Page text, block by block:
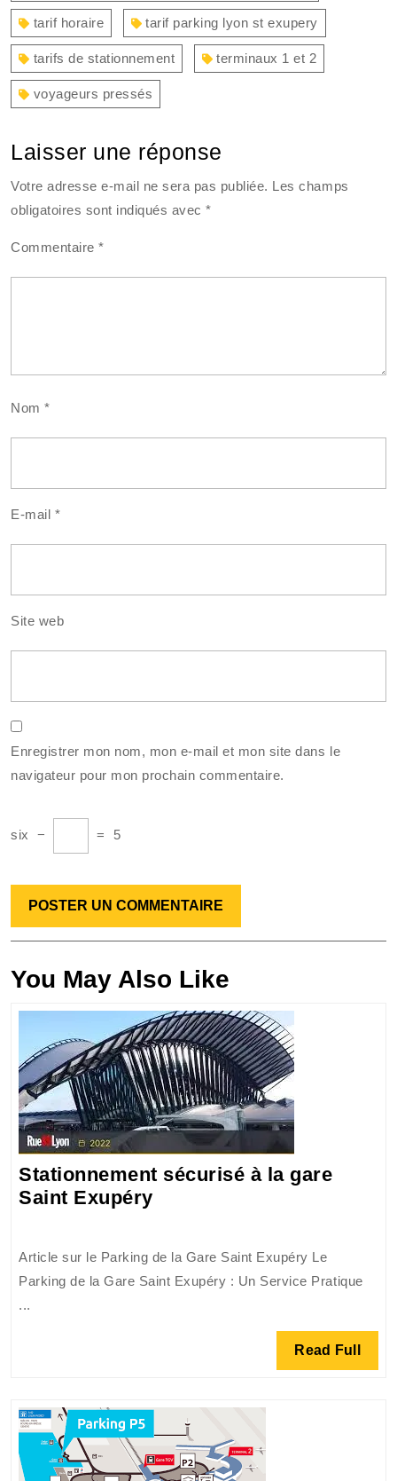
tarif horaire tarif parking lyon st exupery
tarifs de stationnement terminaux 1 et 2
voyageurs pressés
Laisser une réponse
Votre adresse e-mail ne sera pas publiée. Les champs
obligatoires sont indiqués avec*
Commentaire*
Nom*
E-mail *
Site web
Enregistrer mon nom, mon e-mail et mon site dans le
navigateur pour mon prochain commentaire.
six − = 5
You May Also Like
Stationnement sécurisé à la gare
Saint ExupéryStationnement
la
gare
Article sur le Parking de la Gare Saint Exupéry Le
Parking de la Gare Saint Exupéry : Un Service Pratique
...
Read Full Read
Full